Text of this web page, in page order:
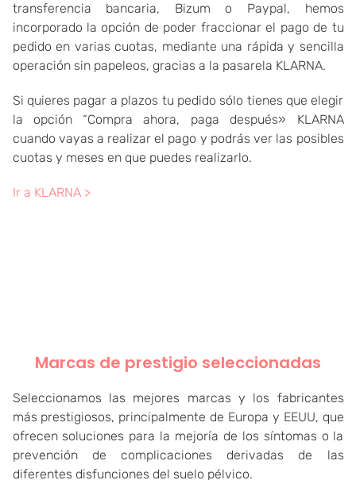
transferencia bancaria, Bizum o Paypal, hemos
incorporado la opción de poder fraccionar el pago de tu
pedido en varias cuotas, mediante una rápida y sencilla
operación sin papeleos, gracias a la pasarela KLARNA.
Si quieres pagar a plazos tu pedido sólo tienes que elegir
la opción “Compra ahora, paga después» KLARNA
cuando vayas a realizar el pago y podrás ver las posibles
cuotas y meses en que puedes realizarlo.
Ir a KLARNA >
Marcas de prestigio seleccionadas
Seleccionamos las mejores marcas y los fabricantes
más prestigiosos, principalmente de Europa y EEUU, que
ofrecen soluciones para la mejoría de los síntomas o la
prevención de complicaciones derivadas de las
diferentes disfunciones del suelo pélvico.